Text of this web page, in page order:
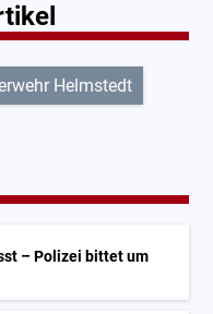
Helmstedt
– Polizei bittet um